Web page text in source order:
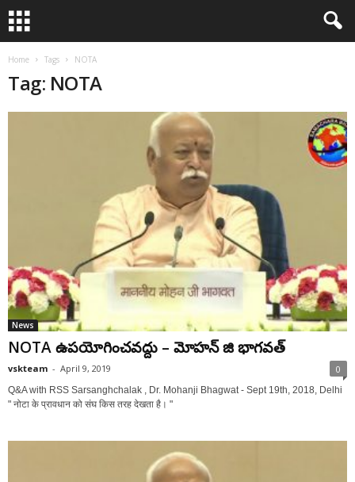
Home Tags NOTA
Tag: NOTA
News
NOTA ఉపయోగించవద్దు – మోహన్ జి భాగవత్
vskteam - April 9, 2019 0
Q&A with RSS Sarsanghchalak , Dr. Mohanji Bhagwat - Sept 19th, 2018, Delhi
" नोटा के प्रावधान को संघ किस तरह देखता है। "